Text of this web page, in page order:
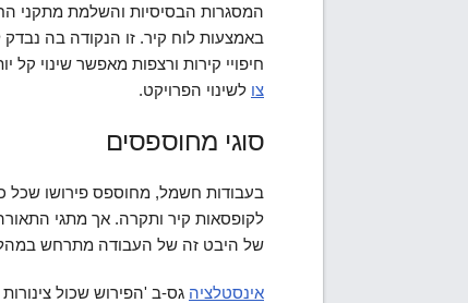
המסגרות הבסיסיות והשלמת מתקני
באמצעות לוח קיר. זו הנקודה בה נבדק
חיפויי קירות ורצפות מאפשר שינוי
צו לשינוי הפרויקט.
סוגי מחוספסים
בעבודות חשמל, מחוספס פירושו שכל
לקופסאות קיר ותקרה. אך מתגי
של היבט זה של העבודה מתרחש
אינסטלציה גס-ב 'הפירוש שכול